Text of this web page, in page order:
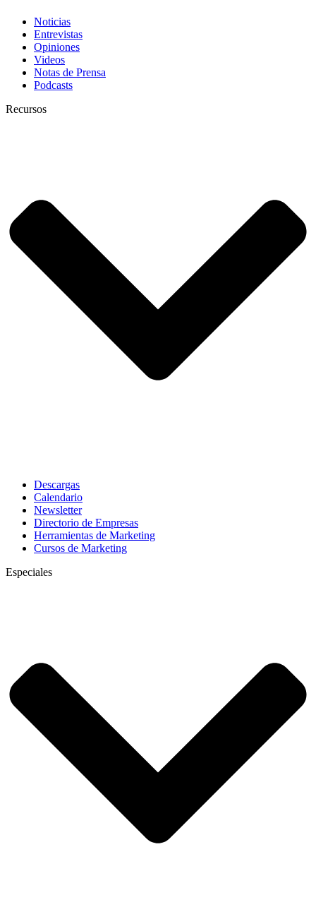
Noticias
Entrevistas
Opiniones
Videos
Notas de Prensa
Podcasts
Recursos
Descargas
Calendario
Newsletter
Directorio de Empresas
Herramientas de Marketing
Cursos de Marketing
Especiales